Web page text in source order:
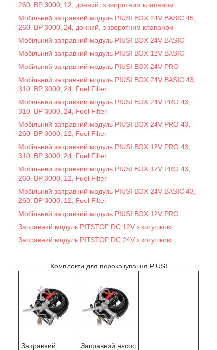
260, BP 3000, 12, донний, з зворотним клапаном
Мобільний заправний модуль PIUSI BOX 24V BASIC 45,
260, BP 3000, 24, донний, з зворотним клапаном
Мобільний заправний модуль PIUSI BOX 24V BASIC
Мобільний заправний модуль PIUSI BOX 12V BASIC
Мобільний заправний модуль PIUSI BOX 24V PRO
Мобільний заправний модуль PIUSI BOX 24V BASIC 43,
310, BP 3000, 24, Fuel Filter
Мобільний заправний модуль PIUSI BOX 24V PRO 43,
310, BP 3000, 24, Fuel Filter
Мобільний заправний модуль PIUSI BOX 24V PRO 43,
260, BP 3000, 12, Fuel Filter
Мобільний заправний модуль PIUSI BOX 12V PRO 43,
310, BP 3000, 24, Fuel Filter
Мобільний заправний модуль PIUSI BOX 12V PRO 43,
260, BP 3000, 12, Fuel Filter
Мобільний заправний модуль PIUSI BOX 24V BASIC 43,
260, BP 3000, 12, Fuel Filter
Мобільний заправний модуль PIUSI BOX 12V PRO
Заправний модуль PITSTOP DC 12V з котушкою
Заправний модуль PITSTOP DC 24V з котушкою
Комплекти для перекачування PIUSI
Заправний
Заправний насос